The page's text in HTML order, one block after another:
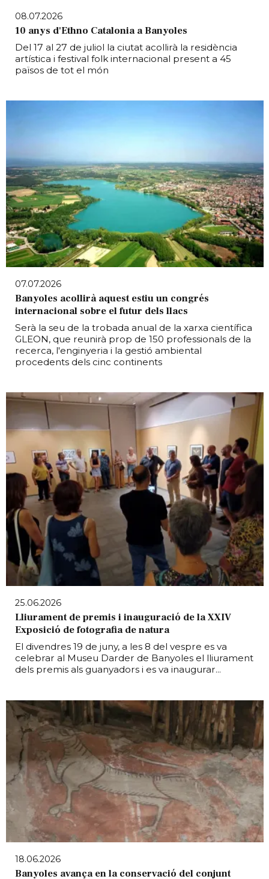
08.07.2026
10 anys d'Ethno Catalonia a Banyoles
Del 17 al 27 de juliol la ciutat acollirà la residència
artística i festival folk internacional present a 45
països de tot el món
07.07.2026
Banyoles acollirà aquest estiu un congrés
internacional sobre el futur dels llacs
Serà la seu de la trobada anual de la xarxa científica
GLEON, que reunirà prop de 150 professionals de la
recerca, l'enginyeria i la gestió ambiental
procedents dels cinc continents
25.06.2026
Lliurament de premis i inauguració de la XXIV
Exposició de fotografia de natura
El divendres 19 de juny, a les 8 del vespre es va
celebrar al Museu Darder de Banyoles el lliurament
dels premis als guanyadors i es va inaugurar...
18.06.2026
Banyoles avança en la conservació del conjunt